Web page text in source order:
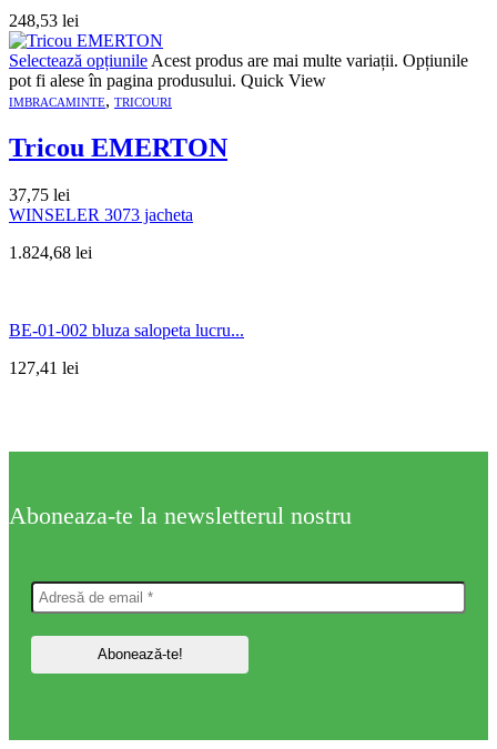
248,53 lei
Selectează opțiunile Acest produs are mai multe variații. Opțiunile
pot fi alese în pagina produsului. Quick View
IMBRACAMINTE, TRICOURI
Tricou EMERTON
37,75 lei
WINSELER 3073 jacheta
1.824,68 lei
BE-01-002 bluza salopeta lucru...
127,41 lei
Aboneaza-te la newsletterul nostru